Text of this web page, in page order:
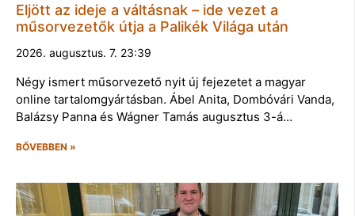
Eljött az ideje a váltásnak – ide vezet a
műsorvezetők útja a Palikék Világa után
2026. augusztus. 7. 23:39
Négy ismert műsorvezető nyit új fejezetet a magyar
online tartalomgyártásban. Ábel Anita, Dombóvári Vanda,
Balázsy Panna és Wágner Tamás augusztus 3-á…
BŐVEBBEN »